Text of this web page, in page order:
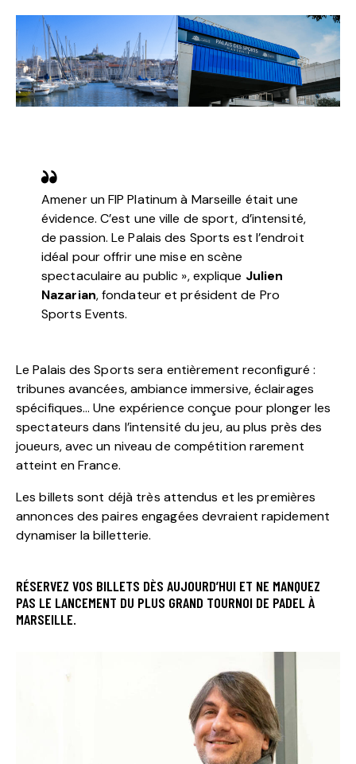
Amener un FIP Platinum à Marseille était une
évidence. C’est une ville de sport, d’intensité,
de passion. Le Palais des Sports est l’endroit
idéal pour offrir une mise en scène
spectaculaire au public », explique Julien
Nazarian, fondateur et président de Pro
Sports Events.
Le Palais des Sports sera entièrement reconfiguré :
tribunes avancées, ambiance immersive, éclairages
spécifiques… Une expérience conçue pour plonger les
spectateurs dans l’intensité du jeu, au plus près des
joueurs, avec un niveau de compétition rarement
atteint en France.
Les billets sont déjà très attendus et les premières
annonces des paires engagées devraient rapidement
dynamiser la billetterie.
RÉSERVEZ VOS BILLETS DÈS AUJOURD’HUI ET NE MANQUEZ
PAS LE LANCEMENT DU PLUS GRAND TOURNOI DE PADEL À
MARSEILLE.